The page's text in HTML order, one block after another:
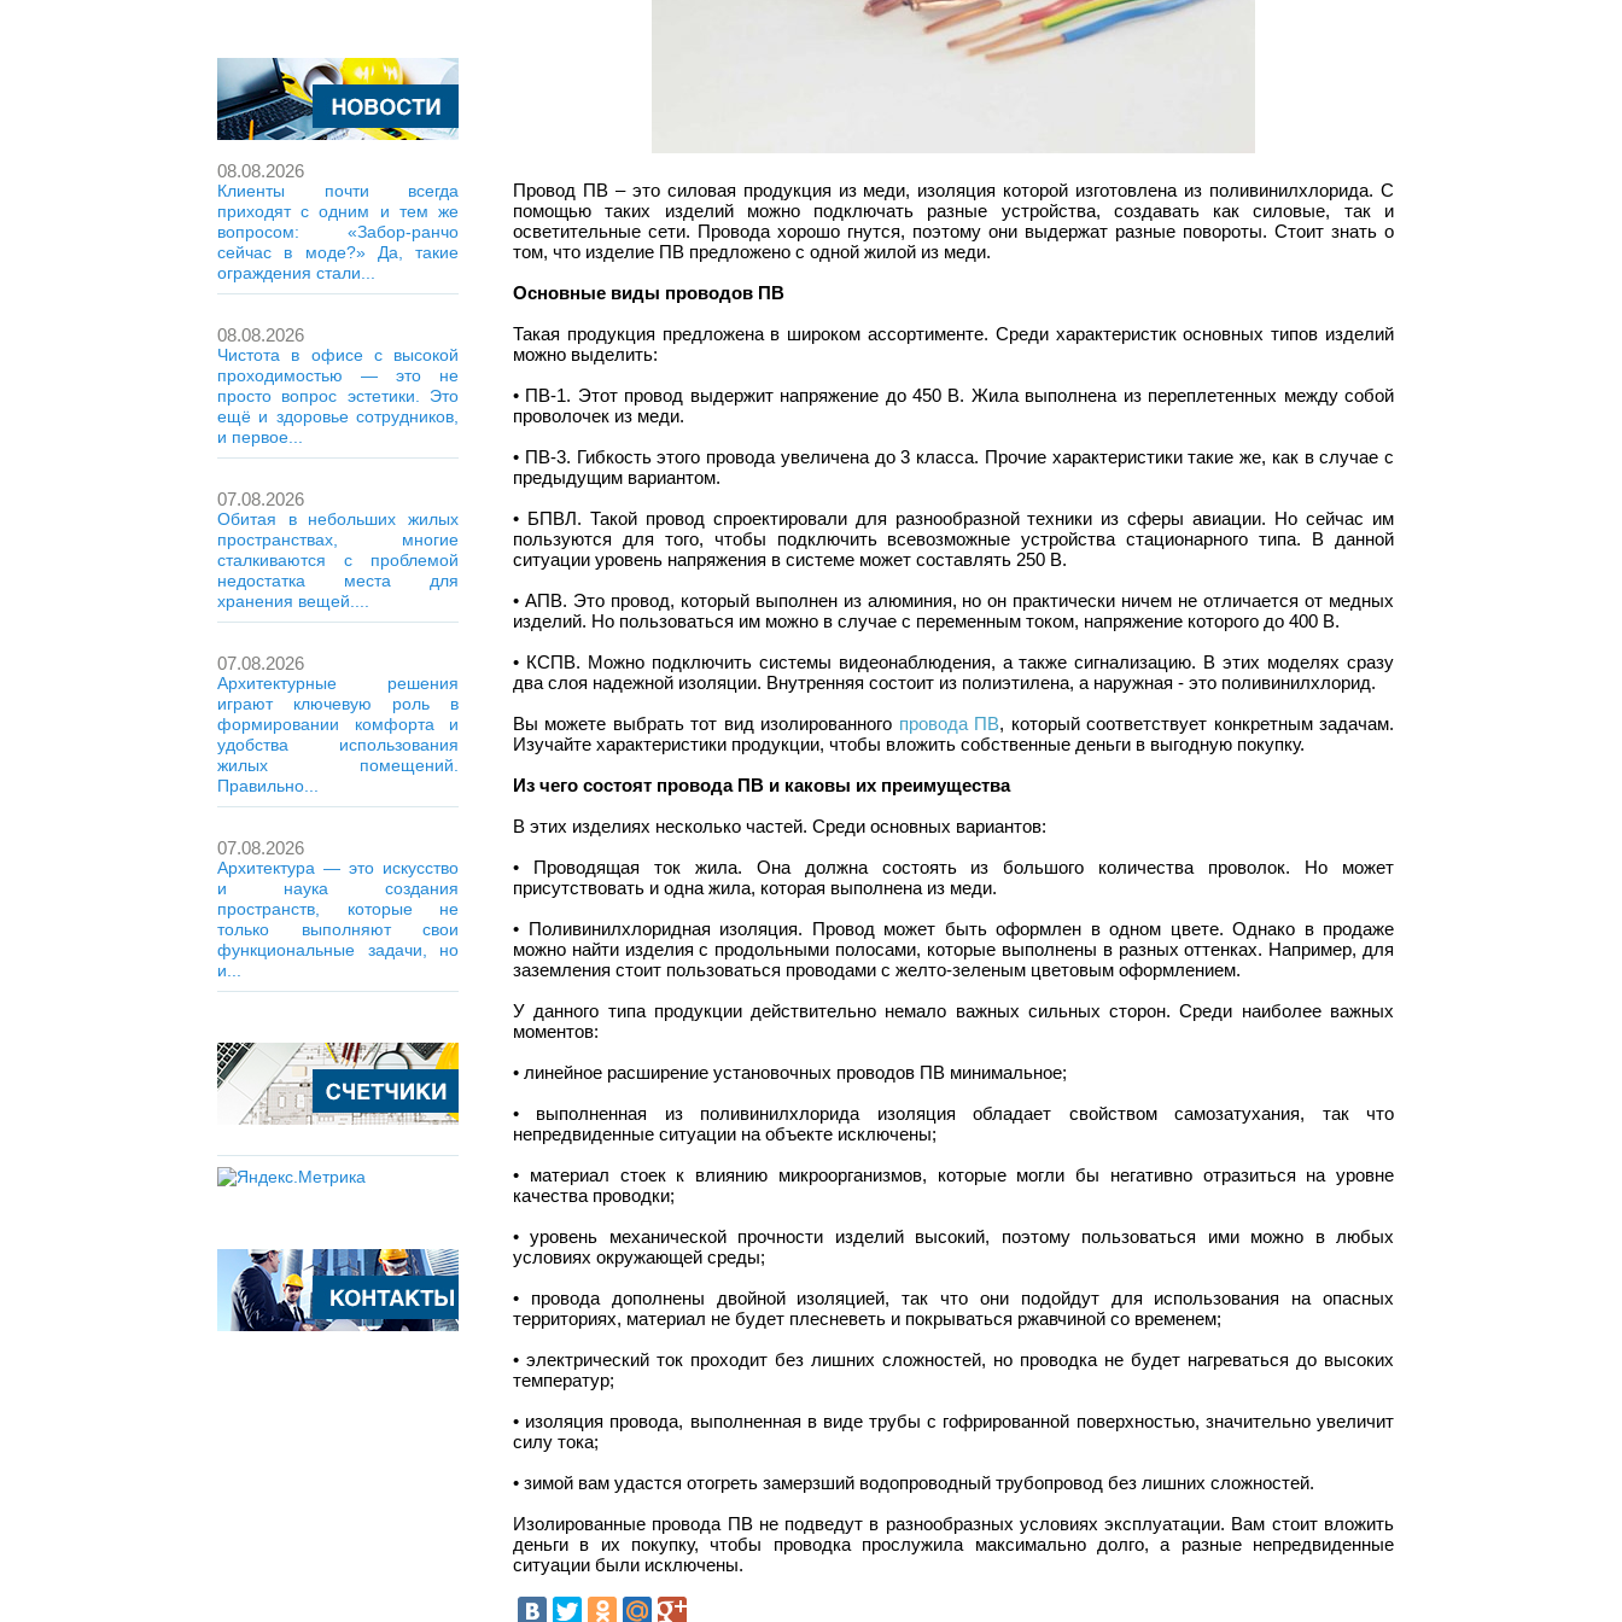
08.08.2026
Клиенты почти всегда
приходят с одним и тем же
вопросом: «Забор-ранчо
сейчас в моде?» Да, такие
ограждения стали...
08.08.2026
Чистота в офисе с высокой
проходимостью — это не
просто вопрос эстетики. Это
ещё и здоровье сотрудников,
и первое...
07.08.2026
Обитая в небольших жилых
пространствах, многие
сталкиваются с проблемой
недостатка места для
хранения вещей....
07.08.2026
Архитектурные решения
играют ключевую роль в
формировании комфорта и
удобства использования
жилых помещений.
Правильно...
07.08.2026
Архитектура — это искусство
и наука создания
пространств, которые не
только выполняют свои
функциональные задачи, но
и...
Провод ПВ – это силовая продукция из меди, изоляция которой изготовлена из поливинилхлорида. С
помощью таких изделий можно подключать разные устройства, создавать как силовые, так и
осветительные сети. Провода хорошо гнутся, поэтому они выдержат разные повороты. Стоит знать о
том, что изделие ПВ предложено с одной жилой из меди.
Основные виды проводов ПВ
Такая продукция предложена в широком ассортименте. Среди характеристик основных типов изделий
можно выделить:
• ПВ-1. Этот провод выдержит напряжение до 450 В. Жила выполнена из переплетенных между собой
проволочек из меди.
• ПВ-3. Гибкость этого провода увеличена до 3 класса. Прочие характеристики такие же, как в случае с
предыдущим вариантом.
• БПВЛ. Такой провод спроектировали для разнообразной техники из сферы авиации. Но сейчас им
пользуются для того, чтобы подключить всевозможные устройства стационарного типа. В данной
ситуации уровень напряжения в системе может составлять 250 В.
• АПВ. Это провод, который выполнен из алюминия, но он практически ничем не отличается от медных
изделий. Но пользоваться им можно в случае с переменным током, напряжение которого до 400 В.
• КСПВ. Можно подключить системы видеонаблюдения, а также сигнализацию. В этих моделях сразу
два слоя надежной изоляции. Внутренняя состоит из полиэтилена, а наружная - это поливинилхлорид.
Вы можете выбрать тот вид изолированного провода ПВ, который соответствует конкретным задачам.
Изучайте характеристики продукции, чтобы вложить собственные деньги в выгодную покупку.
Из чего состоят провода ПВ и каковы их преимущества
В этих изделиях несколько частей. Среди основных вариантов:
• Проводящая ток жила. Она должна состоять из большого количества проволок. Но может
присутствовать и одна жила, которая выполнена из меди.
• Поливинилхлоридная изоляция. Провод может быть оформлен в одном цвете. Однако в продаже
можно найти изделия с продольными полосами, которые выполнены в разных оттенках. Например, для
заземления стоит пользоваться проводами с желто-зеленым цветовым оформлением.
У данного типа продукции действительно немало важных сильных сторон. Среди наиболее важных
моментов:
• линейное расширение установочных проводов ПВ минимальное;
• выполненная из поливинилхлорида изоляция обладает свойством самозатухания, так что
непредвиденные ситуации на объекте исключены;
• материал стоек к влиянию микроорганизмов, которые могли бы негативно отразиться на уровне
качества проводки;
• уровень механической прочности изделий высокий, поэтому пользоваться ими можно в любых
условиях окружающей среды;
• провода дополнены двойной изоляцией, так что они подойдут для использования на опасных
территориях, материал не будет плесневеть и покрываться ржавчиной со временем;
• электрический ток проходит без лишних сложностей, но проводка не будет нагреваться до высоких
температур;
• изоляция провода, выполненная в виде трубы с гофрированной поверхностью, значительно увеличит
силу тока;
• зимой вам удастся отогреть замерзший водопроводный трубопровод без лишних сложностей.
Изолированные провода ПВ не подведут в разнообразных условиях эксплуатации. Вам стоит вложить
деньги в их покупку, чтобы проводка прослужила максимально долго, а разные непредвиденные
ситуации были исключены.